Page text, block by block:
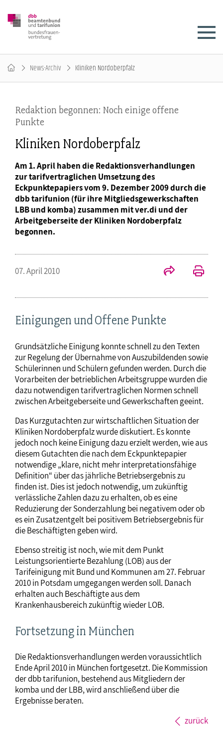
News-Archiv Kliniken Nordoberpfalz
Redaktion begonnen: Noch einige offene
Punkte
Kliniken Nordoberpfalz
Am 1. April haben die Redaktionsverhandlungen
zur tarifvertraglichen Umsetzung des
Eckpunktepapiers vom 9. Dezember 2009 durch die
dbb tarifunion (für ihre Mitgliedsgewerkschaften
LBB und komba) zusammen mit ver.di und der
Arbeitgeberseite der Kliniken Nordoberpfalz
begonnen.
07. April 2010
Einigungen und Offene Punkte
Grundsätzliche Einigung konnte schnell zu den Texten
zur Regelung der Übernahme von Auszubildenden sowie
Schülerinnen und Schülern gefunden werden. Durch die
Vorarbeiten der betrieblichen Arbeitsgruppe wurden die
dazu notwendigen tarifvertraglichen Normen schnell
zwischen Arbeitgeberseite und Gewerkschaften geeint.
Das Kurzgutachten zur wirtschaftlichen Situation der
Kliniken Nordoberpfalz wurde diskutiert. Es konnte
jedoch noch keine Einigung dazu erzielt werden, wie aus
diesem Gutachten die nach dem Eckpunktepapier
notwendige „klare, nicht mehr interpretationsfähige
Definition“ über das jährliche Betriebsergebnis zu
finden ist. Dies ist jedoch notwendig, um zukünftig
verlässliche Zahlen dazu zu erhalten, ob es eine
Reduzierung der Sonderzahlung bei negativem oder ob
es ein Zusatzentgelt bei positivem Betriebsergebnis für
die Beschäftigten geben wird.
Ebenso streitig ist noch, wie mit dem Punkt
Leistungsorientierte Bezahlung (LOB) aus der
Tarifeinigung mit Bund und Kommunen am 27. Februar
2010 in Potsdam umgegangen werden soll. Danach
erhalten auch Beschäftigte aus dem
Krankenhausbereich zukünftig wieder LOB.
Fortsetzung in München
Die Redaktionsverhandlungen werden voraussichtlich
Ende April 2010 in München fortgesetzt. Die Kommission
der dbb tarifunion, bestehend aus Mitgliedern der
komba und der LBB, wird anschließend über die
Ergebnisse beraten.
zurück